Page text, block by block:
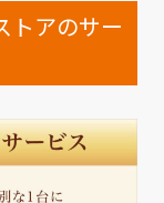
トアのサー